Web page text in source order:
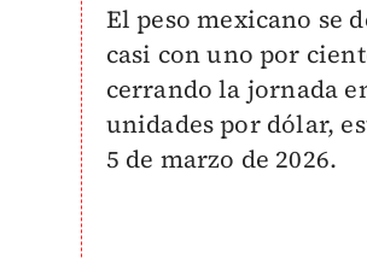
El peso mexicano se
casi con uno por
cerrando la jornada
unidades por dólar,
5 de marzo de 2026.